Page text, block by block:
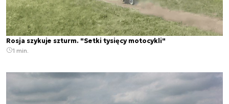
Rosja szykuje szturm. "Setki tysięcy motocykli"
1 min.